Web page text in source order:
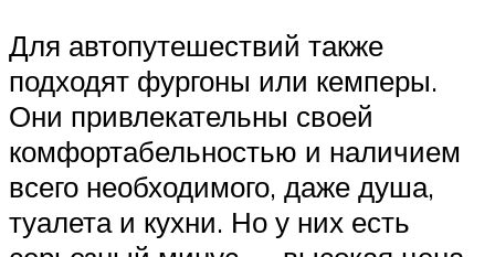
Для автопутешествий также
подходят фургоны или кемперы.
Они привлекательны своей
комфортабельностью и наличием
всего необходимого, даже душа,
туалета и кухни. Но у них есть